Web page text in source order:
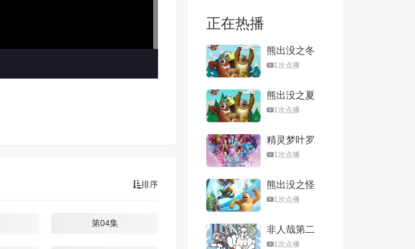
排序
第04集
正在热播
熊出没之冬
日乐翻天
1次点播
熊出没之夏
日连连看
1次点播
精灵梦叶罗
丽第一季
1次点播
熊出没之怪
兽计划
1次点播
非人哉第二
季1次点播